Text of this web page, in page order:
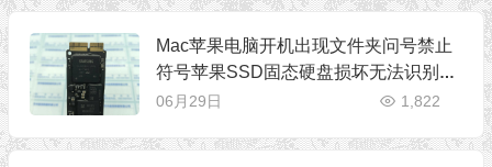
Mac苹果电脑开机出现文件夹问号禁止
符号苹果SSD固态硬盘损坏无法识别数
据恢复成功
06月29日 1,822